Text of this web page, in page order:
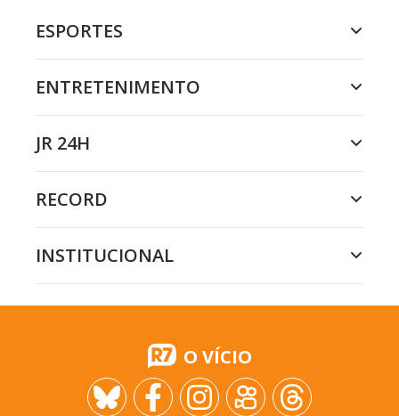
ESPORTES
ENTRETENIMENTO
JR 24H
RECORD
INSTITUCIONAL
O VÍCIO